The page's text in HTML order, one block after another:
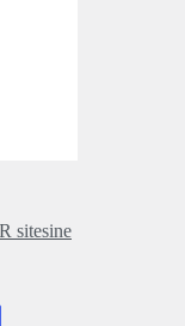
sitesine